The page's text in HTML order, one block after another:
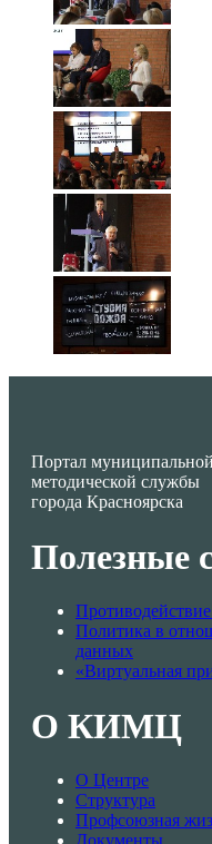
Портал муниципальной
методической службы
города Красноярска
Полезные
Политика в
данных
«Виртуальная
О КИМЦ
О Центре
Структура
Профсоюзная